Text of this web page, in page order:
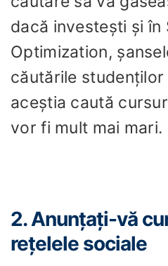
dacă investești și în
Optimization,
căutările
aceștia caută
vor fi mult mai mari.
2. Anunțați-vă
rețelele sociale